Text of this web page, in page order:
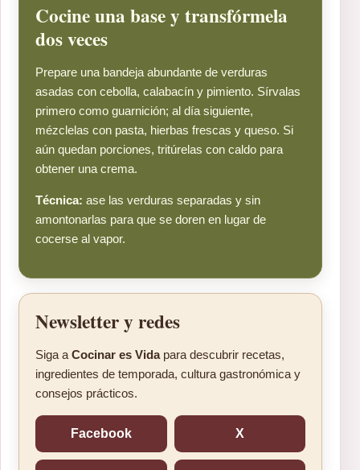
Cocine una base y transfórmela
dos veces
Prepare una bandeja abundante de verduras
asadas con cebolla, calabacín y pimiento. Sírvalas
primero como guarnición; al día siguiente,
mézclelas con pasta, hierbas frescas y queso. Si
aún quedan porciones, tritúrelas con caldo para
obtener una crema.
Técnica: ase las verduras separadas y sin
amontonarlas para que se doren en lugar de
cocerse al vapor.
Newsletter y redes
Siga a Cocinar es Vidapara descubrir recetas,
ingredientes de temporada, cultura gastronómica y
consejos prácticos.
Facebook X